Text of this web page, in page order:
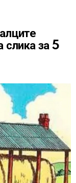
слика за 5